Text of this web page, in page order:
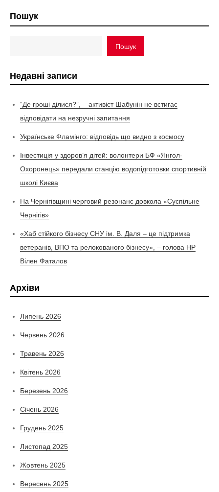
Пошук
Пошук
Недавні записи
“Де гроші ділися?”, – активіст Шабунін не встигає
відповідати на незручні запитання
Українське Фламінго: відповідь що видно з космосу
Інвестиція у здоров’я дітей: волонтери БФ «Янгол-
Охоронець» передали станцію водопідготовки спортивній
школі Києва
На Чернігівщині черговий резонанс довкола «Суспільне
Чернігів»
«Хаб стійкого бізнесу СНУ ім. В. Даля – це підтримка
ветеранів, ВПО та релокованого бізнесу», – голова НР
Вілен Фаталов
Архіви
Липень 2026
Червень 2026
Травень 2026
Квітень 2026
Березень 2026
Січень 2026
Грудень 2025
Листопад 2025
Жовтень 2025
Вересень 2025